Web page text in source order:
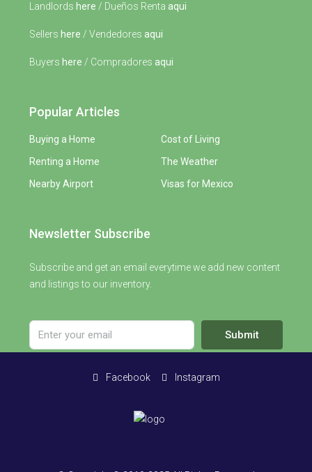
Landlords here / Dueños Renta aqui
Sellers here / Vendedores aqui
Buyers here / Compradores aqui
Popular Articles
Buying a Home
Renting a Home
Nearby Airport
Cost of Living
The Weather
Visas for Mexico
Newsletter Subscribe
Subscribe and get an email everytime we add new content
and listings to our inventory.
Submit
Facebook Instagram